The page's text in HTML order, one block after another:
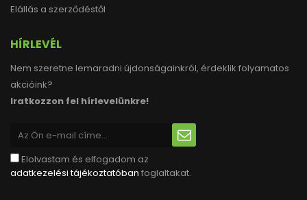
Elállás a szerződéstől
HÍRLEVÉL
Nem szeretne lemaradni újdonságainkról, érdeklik folyamatos
akcióink?
Iratkozzon fel hírlevelünkre!
Elolvastam és elfogadom az
adatkezelési tájékoztatóban foglaltakat.